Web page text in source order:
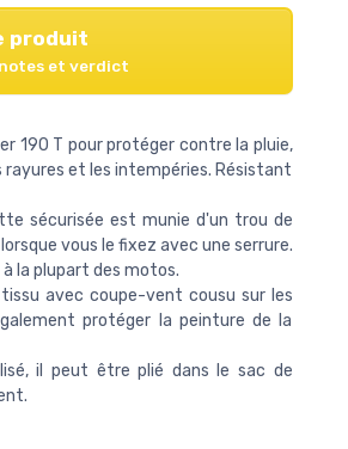
produit
et verdict
190 T pour protéger contre la pluie,
rayures et les intempéries. Résistant
sécurisée est munie d'un trou de
vous le fixez avec une serrure.
à la plupart des motos.
avec coupe-vent cousu sur les
protéger la peinture de la
il peut être plié dans le sac de